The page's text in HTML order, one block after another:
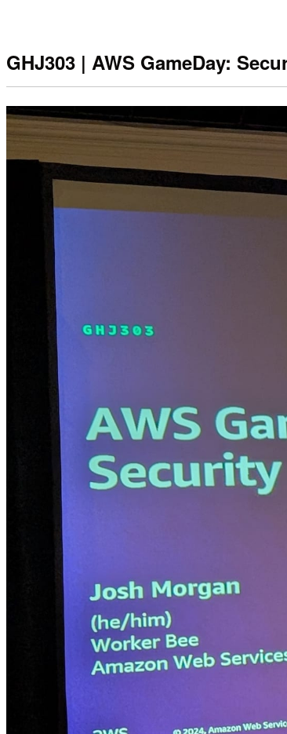
GHJ303 | AWS GameDay: